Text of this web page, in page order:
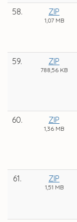
58. ZIP
1,07 MB
59. ZIP
788,56 KB
60. ZIP
1,36 MB
61. ZIP
1,51 MB